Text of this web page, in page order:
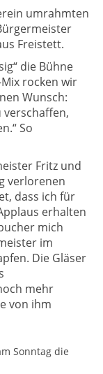
umrahmten
Freistett.
die Bühne
rocken wir
Wunsch:
verschaffen,
So
Fritz und
verlorenen
dass ich für
erhalten
mich
im
Die Gläser
mehr
von ihm
Sonntag die